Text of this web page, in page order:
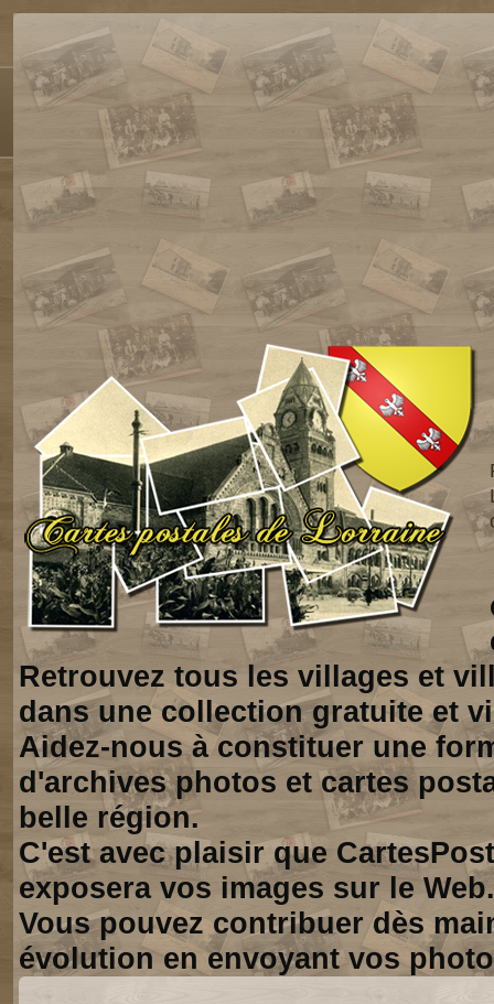
Retrouvez tous les villages et
dans une collection gratuite et
Aidez-nous à constituer une
d'archives photos et cartes
belle région.
C'est avec plaisir que
exposera vos images sur le Web.
Vous pouvez contribuer dès
évolution en envoyant vos